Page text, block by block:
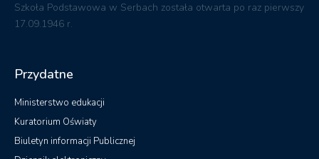
Szkoła Podstawowa w Serbach została otwarta po raz pierwszy
17.09.1946 r.
Przydatne
Ministerstwo edukacji
Kuratorium Oświaty
Biuletyn informacji Publicznej